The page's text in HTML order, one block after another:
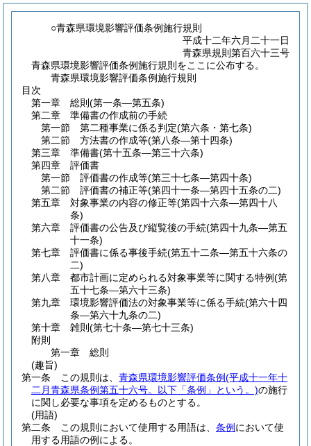
○青森県環境影響評価条例施行規則
平成十二年六月二十一日
青森県規則第百六十三号
青森県環境影響評価条例施行規則をここに公布する。
青森県環境影響評価条例施行規則
目次
第一章
総則 (第一条―第五条)
第二章
準備書の作成前の手続
第一節
第二種事業に係る判定(第六条・第七条)
第二節
方法書の作成等(第八条―第十四条)
第三章
準備書(第十五条―第三十六条)
第四章
評価書
第一節
評価書の作成等(第三十七条―第四十条)
第二節
評価書の補正等(第四十一条―第四十五条の二)
第五章
対象事業の内容の修正等(第四十六条―第四十八
条)
第六章
評価書の公告及び縦覧後の手続(第四十九条―第五
十一条)
第七章
評価書に係る事後手続(第五十二条―第五十六条の
二)
第八章
都市計画に定められる対象事業等に関する特例(第
五十七条―第六十三条)
第九章
環境影響評価法の対象事業等に係る手続(第六十四
条―第六十九条の二)
第十章
雑則 (第七十条―第七十三条)
附則
第一章
総則
(趣旨)
第一条
この規則は、 青森県環境影響評価条例(平成十一年十
二月青森県条例第五十六号。以下「条例」という。)の施行
に関し必要な事項を定めるものとする。
(用語)
第二条
この規則において使用する用語は、 条例 において使
用する用語の例による。